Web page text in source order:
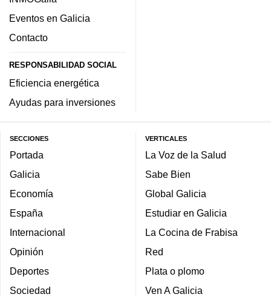
Eventos en Galicia
Contacto
RESPONSABILIDAD SOCIAL
Eficiencia energética
Ayudas para inversiones
SECCIONES
Portada
Galicia
Economía
España
Internacional
Opinión
Deportes
Sociedad
VERTICALES
La Voz de la Salud
Sabe Bien
Global Galicia
Estudiar en Galicia
La Cocina de Frabisa
Red
Plata o plomo
Ven A Galicia